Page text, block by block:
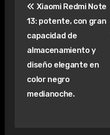
de
entradas
Xiaomi Redmi Note
13: potente, con gran
capacidad de
almacenamiento y
diseño elegante en
color negro
medianoche.